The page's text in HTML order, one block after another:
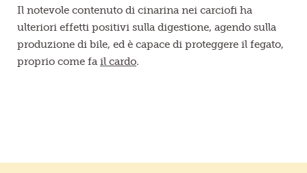
Il notevole contenuto di cinarina nei carciofi ha
ulteriori effetti positivi sulla digestione, agendo sulla
produzione di bile, ed è capace di proteggere il fegato,
proprio come fa il cardo.